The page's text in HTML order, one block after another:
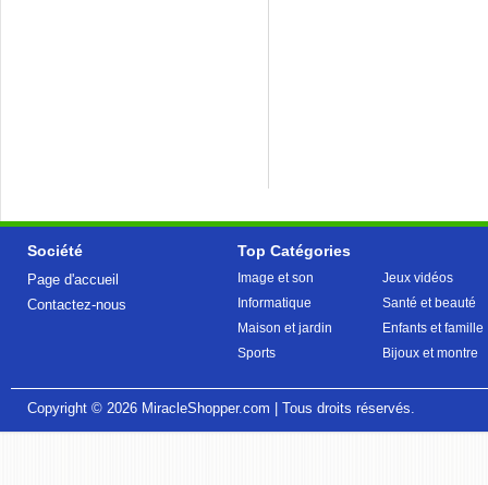
Société
Page d'accueil
Contactez-nous
Top Catégories
Image et son
Informatique
Maison et jardin
Sports
Jeux vidéos
Santé et beauté
Enfants et famille
Bijoux et montre
Copyright © 2026 MiracleShopper.com | Tous droits réservés.